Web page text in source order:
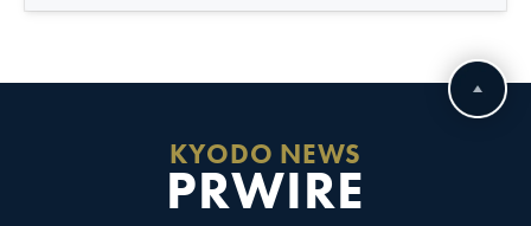
KYODO NEWS
PRWIRE